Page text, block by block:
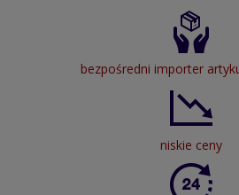
bezpośredni importer
niskie ceny